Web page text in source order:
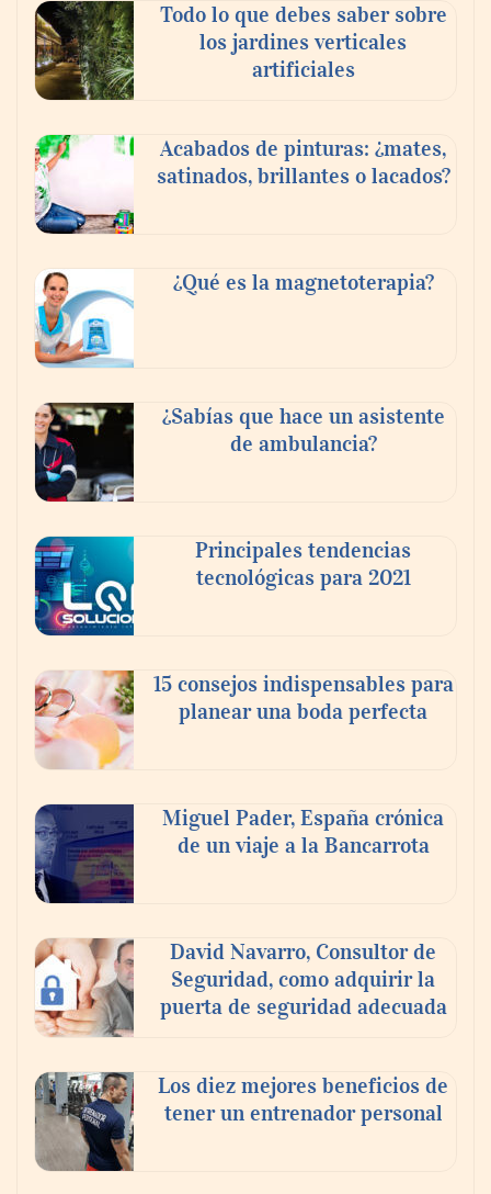
Zoomex mejora su Strategy Center con
herramientas avanzadas para trading
estratégico
Harvard Business Impact presenta
‘Essential Skill Suites’: un nuevo enfoque
sobre cómo los estudiantes aprenden y
desarrollan las competencias personales
Más allá de la crema solar: la importancia
de revisar manchas y lunares
NOVA: innovación y diseño que
transforman espacios de la mano de Tormo
Franquicias
Todo lo que debes saber sobre
los jardines verticales
artificiales
Acabados de pinturas: ¿mates,
satinados, brillantes o lacados?
¿Qué es la magnetoterapia?
¿Sabías que hace un asistente
de ambulancia?
Principales tendencias
tecnológicas para 2021
15 consejos indispensables para
planear una boda perfecta
Miguel Pader, España crónica
de un viaje a la Bancarrota
David Navarro, Consultor de
Seguridad, como adquirir la
puerta de seguridad adecuada
Los diez mejores beneficios de
tener un entrenador personal